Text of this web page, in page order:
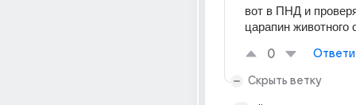
вот в ПНД и
царапин животного
0
Скрыть ветку